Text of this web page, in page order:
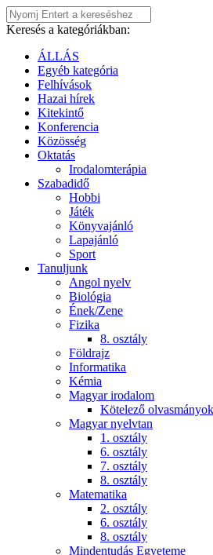
Keresés a kategóriákban:
ÁLLÁS
Egyéb kategória
Felhívások
Hazai hírek
Kitekintő
Konferencia
Közösség
Oktatás
Irodalomterápia
Szabadidő
Hobbi
Játék
Könyvajánló
Lapajánló
Sport
Tanuljunk
Angol nyelv
Biológia
Ének/Zene
Fizika
8. osztály
Földrajz
Informatika
Kémia
Magyar irodalom
Kötelező olvasmányok
Magyar nyelvtan
1. osztály
6. osztály
7. osztály
8. osztály
Matematika
2. osztály
6. osztály
8. osztály
Mindentudás Egyeteme